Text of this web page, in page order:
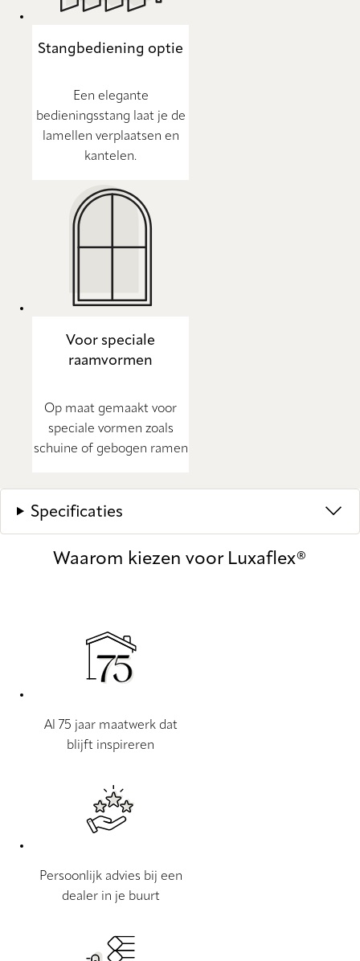
Stangbediening optie
Een elegante
bedieningsstang laat je de
lamellen verplaatsen en
kantelen.
Voor speciale
raamvormen
Op maat gemaakt voor
speciale vormen zoals
schuine of gebogen ramen
Specificaties
Waarom kiezen voor Luxaflex®
Al 75 jaar maatwerk dat
blijft inspireren
Persoonlijk advies bij een
dealer in je buurt